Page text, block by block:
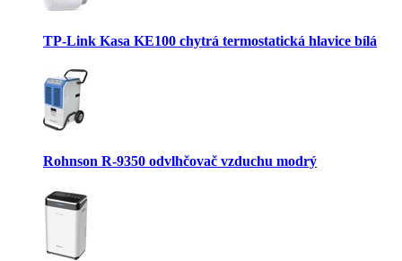
TP-Link Kasa KE100 chytrá termostatická hlavice bílá
Rohnson R-9350 odvlhčovač vzduchu modrý